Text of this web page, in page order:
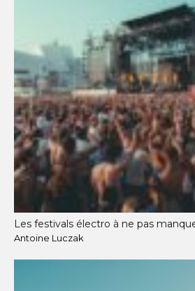
Les festivals électro à ne pas
Antoine Luczak